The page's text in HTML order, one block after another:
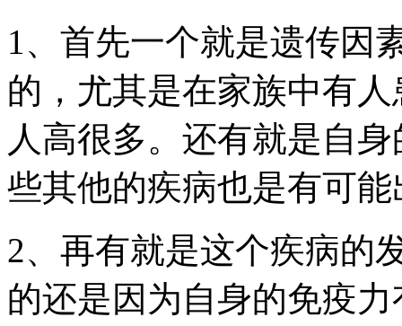
1、首先一个就是遗传因
的，尤其是在家族中有
人高很多。还有就是自
些其他的疾病也是有可
2、再有就是这个疾病的
的还是因为自身的免疫